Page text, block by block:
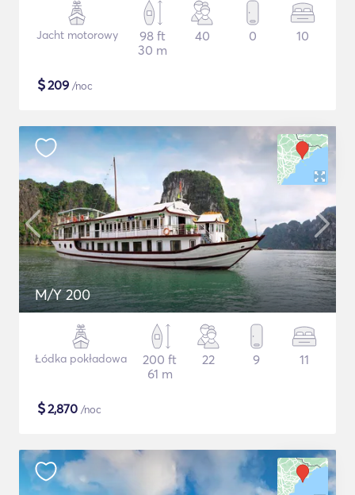
Jacht motorowy
98 ft
30 m
40 0 10
$209 /noc
M/Y 200
Łódka pokładowa
200 ft
61 m
22 9 11
$2,870 /noc